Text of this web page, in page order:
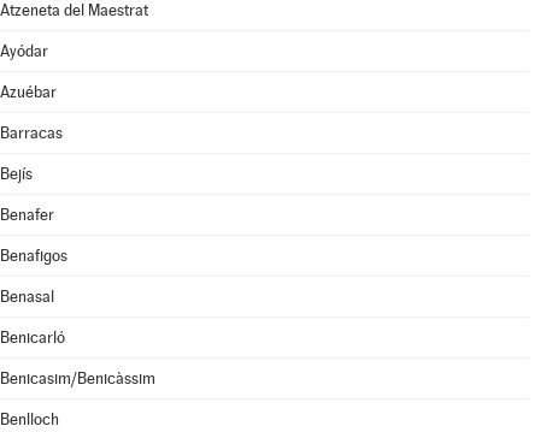
Atzeneta del Maestrat
Ayódar
Azuébar
Barracas
Bejís
Benafer
Benafigos
Benasal
Benicarló
Benicasim/Benicàssim
Benlloch